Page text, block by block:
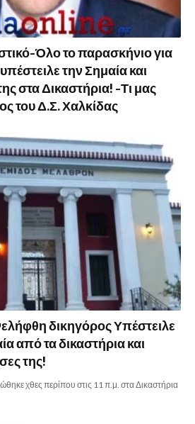
Όλο το παρασκήνιο για
την Σημαία και
στα Δικαστήρια! -Τι μας
του Δ.Σ. Χαλκίδας
δικηγόρος Υπέστειλε
από τα δικαστήρια και
της!
χθες περίπου στις 11 π.μ. στα Δικαστήρια